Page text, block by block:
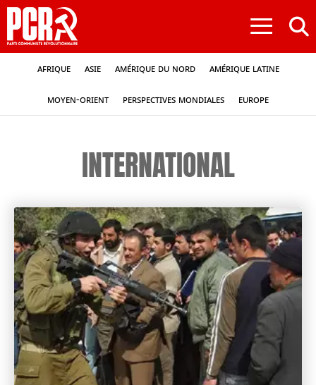
≡
Afrique Asie Amérique du nord Amérique latine
Moyen-Orient Perspectives mondiales Europe
INTERNATIONAL